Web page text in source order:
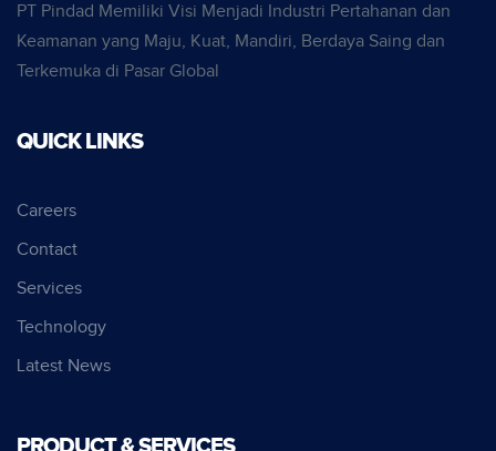
PT Pindad Memiliki Visi Menjadi Industri Pertahanan dan
Keamanan yang Maju, Kuat, Mandiri, Berdaya Saing dan
Terkemuka di Pasar Global
QUICK LINKS
Careers
Contact
Services
Technology
Latest News